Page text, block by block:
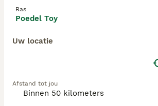
Ras
Poedel Toy
Uw locatie
Afstand tot jou